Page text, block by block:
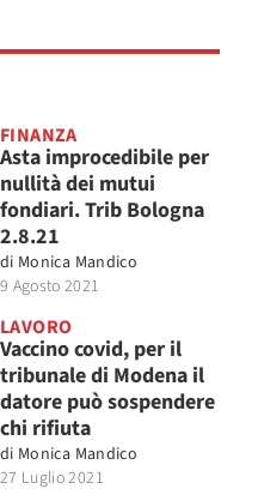
FINANZA
Asta improcedibile per
nullità dei mutui
fondiari. Trib Bologna
2.8.21
di Monica Mandico
9 Agosto 2021
LAVORO
Vaccino covid, per il
tribunale di Modena il
datore può sospendere
chi rifiuta
di Monica Mandico
27 Luglio 2021